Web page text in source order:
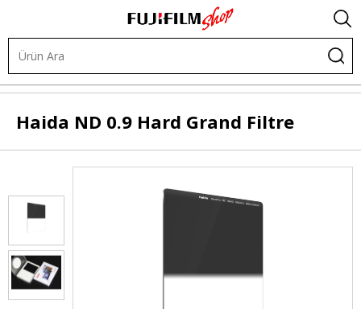
Haida ND 0.9 Hard Grand Filtre